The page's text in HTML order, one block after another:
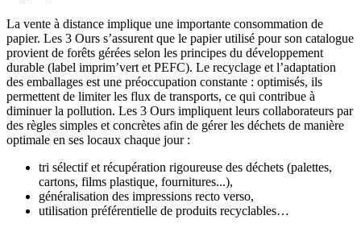
La vente à distance implique une importante consommation de
papier. Les 3 Ours s’assurent que le papier utilisé pour son catalogue
provient de forêts gérées selon les principes du développement
durable (label imprim’vert et PEFC). Le recyclage et l’adaptation
des emballages est une préoccupation constante : optimisés, ils
permettent de limiter les flux de transports, ce qui contribue à
diminuer la pollution. Les 3 Ours impliquent leurs collaborateurs par
des règles simples et concrètes afin de gérer les déchets de manière
optimale en ses locaux chaque jour :
tri sélectif et récupération rigoureuse des déchets (palettes,
cartons, films plastique, fournitures...),
généralisation des impressions recto verso,
utilisation préférentielle de produits recyclables…